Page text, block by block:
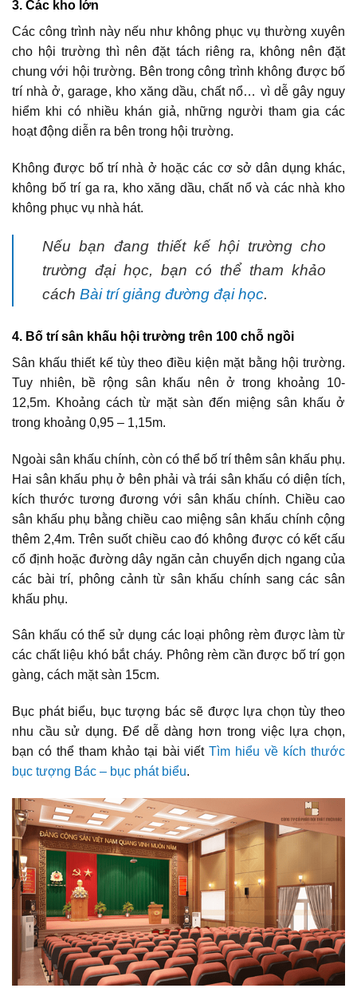
3. Các kho lớn
Các công trình này nếu như không phục vụ thường xuyên
cho hội trường thì nên đặt tách riêng ra, không nên đặt
chung với hội trường. Bên trong công trình không được bố
trí nhà ở, garage, kho xăng dầu, chất nổ… vì dễ gây nguy
hiểm khi có nhiều khán giả, những người tham gia các
hoạt động diễn ra bên trong hội trường.
Không được bố trí nhà ở hoặc các cơ sở dân dụng khác,
không bố trí ga ra, kho xăng dầu, chất nổ và các nhà kho
không phục vụ nhà hát.
Nếu bạn đang thiết kế hội trường cho
trường đại học, bạn có thể tham khảo
cách Bài trí giảng đường đại học.
4. Bố trí sân khấu hội trường trên 100 chỗ ngồi
Sân khấu thiết kế tùy theo điều kiện mặt bằng hội trường.
Tuy nhiên, bề rộng sân khấu nên ở trong khoảng 10-
12,5m. Khoảng cách từ mặt sàn đến miệng sân khấu ở
trong khoảng 0,95 – 1,15m.
Ngoài sân khấu chính, còn có thể bố trí thêm sân khấu phụ.
Hai sân khấu phụ ở bên phải và trái sân khấu có diện tích,
kích thước tương đương với sân khấu chính. Chiều cao
sân khấu phụ bằng chiều cao miệng sân khấu chính cộng
thêm 2,4m. Trên suốt chiều cao đó không được có kết cấu
cố định hoặc đường dây ngăn cản chuyển dịch ngang của
các bài trí, phông cảnh từ sân khấu chính sang các sân
khấu phụ.
Sân khấu có thể sử dụng các loại phông rèm được làm từ
các chất liệu khó bắt cháy. Phông rèm cần được bố trí gọn
gàng, cách mặt sàn 15cm.
Bục phát biểu, bục tượng bác sẽ được lựa chọn tùy theo
nhu cầu sử dụng. Để dễ dàng hơn trong việc lựa chọn,
bạn có thể tham khảo tại bài viếtTìm hiểu về kích thước
bục tượng Bác – bục phát biểu.